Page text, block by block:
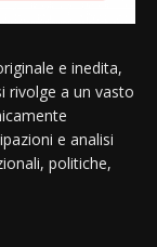
e inedita,
rivolge a un vasto
e analisi
politiche,